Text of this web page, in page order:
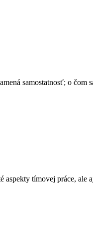
samostatnosť; o čom
tímovej práce, ale